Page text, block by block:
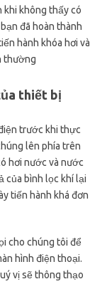
khi không thấy có
đã hoàn thành
hành khóa hơi và
thường
thiết bị
trước khi thực
lên phía trên
hơi nước và nước
của bình lọc khí lại
tiến hành khá đơn
cho chúng tôi để
hình điện thoại.
vị sẽ thông thạo